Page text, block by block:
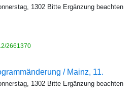
1302 Bitte Ergänzung beachten
2661370
/ Mainz, 11.
1302 Bitte Ergänzung beachten